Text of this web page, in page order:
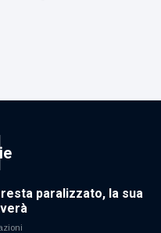
paralizzato, la sua